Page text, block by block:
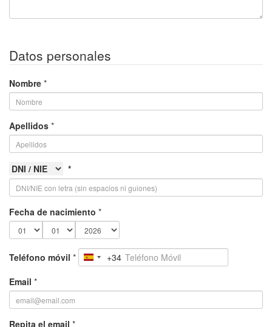
Datos personales
Nombre *
Apellidos *
*
Fecha de nacimiento *
Teléfono móvil *
Spain+34
Email *
Repita el email *